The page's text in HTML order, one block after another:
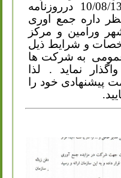
شماره 2442 مورخه 10/08/1393 درروزنامه
داره جمع اوری
ورامین و مرکز
و شرایط ذیل
به شرکت ها
نماید . لذا
پیشنهادی خود را